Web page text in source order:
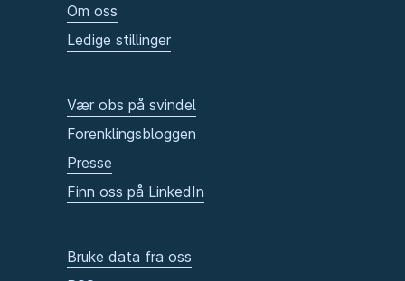
Om oss
Ledige stillinger
Vær obs på svindel
Forenklingsbloggen
Presse
Finn oss på LinkedIn
Bruke data fra oss